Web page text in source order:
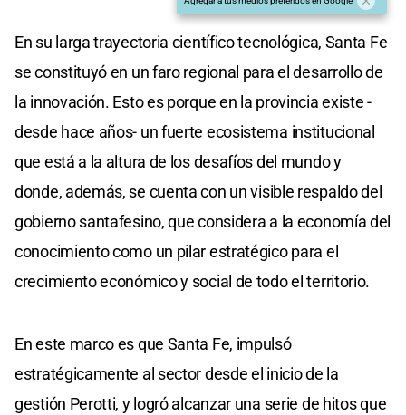
En su larga trayectoria científico tecnológica, Santa Fe
se constituyó en un faro regional para el desarrollo de
la innovación. Esto es porque en la provincia existe -
desde hace años- un fuerte ecosistema institucional
que está a la altura de los desafíos del mundo y
donde, además, se cuenta con un visible respaldo del
gobierno santafesino, que considera a la economía del
conocimiento como un pilar estratégico para el
crecimiento económico y social de todo el territorio.
En este marco es que Santa Fe, impulsó
estratégicamente al sector desde el inicio de la
gestión Perotti, y logró alcanzar una serie de hitos que